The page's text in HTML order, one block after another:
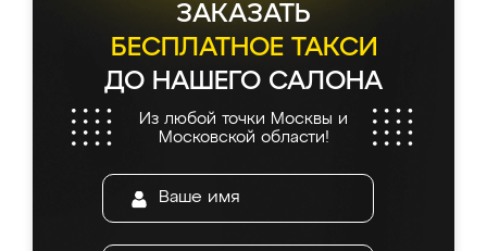
ЗАКАЗАТЬ
БЕСПЛАТНОЕ ТАКСИ
ДО НАШЕГО САЛОНА
Из любой точки Москвы и
Московской области!